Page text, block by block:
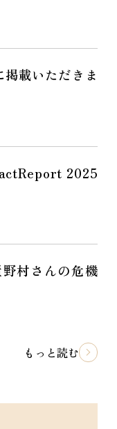
掲載いただきま
2025
村さんの危機
もっと読む